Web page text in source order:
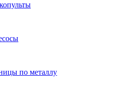
по металлу